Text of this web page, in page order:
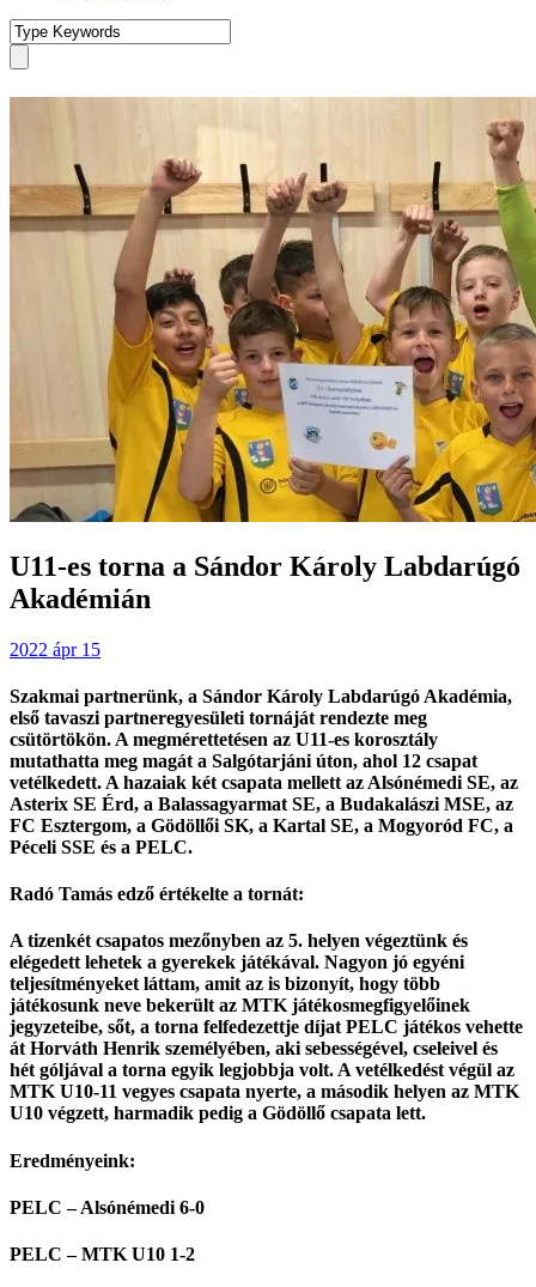
U11-es torna a Sándor Károly Labdarúgó
Akadémián
2022 ápr 15
Szakmai partnerünk, a Sándor Károly Labdarúgó Akadémia,
első tavaszi partneregyesületi tornáját rendezte meg
csütörtökön. A megmérettetésen az U11-es korosztály
mutathatta meg magát a Salgótarjáni úton, ahol 12 csapat
vetélkedett. A hazaiak két csapata mellett az Alsónémedi SE, az
Asterix SE Érd, a Balassagyarmat SE, a Budakalászi MSE, az
FC Esztergom, a Gödöllői SK, a Kartal SE, a Mogyoród FC, a
Péceli SSE és a PELC.
Radó Tamás edző értékelte a tornát:
A tizenkét csapatos mezőnyben az 5. helyen végeztünk és
elégedett lehetek a gyerekek játékával. Nagyon jó egyéni
teljesítményeket láttam, amit az is bizonyít, hogy több
játékosunk neve bekerült az MTK játékosmegfigyelőinek
jegyzeteibe, sőt, a torna felfedezettje díjat PELC játékos vehette
át Horváth Henrik személyében, aki sebességével, cseleivel és
hét góljával a torna egyik legjobbja volt. A vetélkedést végül az
MTK U10-11 vegyes csapata nyerte, a második helyen az MTK
U10 végzett, harmadik pedig a Gödöllő csapata lett.
Eredményeink:
PELC – Alsónémedi 6-0
PELC – MTK U10 1-2